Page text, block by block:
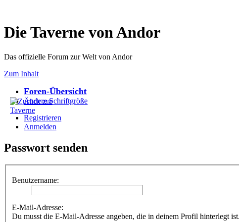
Die Taverne von Andor
Das offizielle Forum zur Welt von Andor
Zum Inhalt
Foren-Übersicht
Ändere Schriftgröße
Registrieren
Anmelden
Passwort senden
Benutzername:
E-Mail-Adresse:
Du musst die E-Mail-Adresse angeben, die in deinem Profil hinterlegt